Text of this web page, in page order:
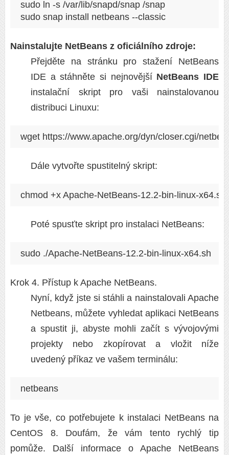
sudo ln -s /var/lib/snapd/snap /snap
sudo snap install netbeans --classic
Nainstalujte NetBeans z oficiálního zdroje:
Přejděte na stránku pro stažení NetBeans
IDE a stáhněte si nejnovější NetBeans IDE
instalační skript pro vaši nainstalovanou
distribuci Linuxu:
wget https://www.apache.org/dyn/closer.cgi/
Dále vytvořte spustitelný skript:
chmod +x Apache-NetBeans-12.2-bin-linux-x64.sh
Poté spusťte skript pro instalaci NetBeans:
sudo ./Apache-NetBeans-12.2-bin-linux-x64.sh
Krok 4. Přístup k Apache NetBeans.
Nyní, když jste si stáhli a nainstalovali Apache
Netbeans, můžete vyhledat aplikaci NetBeans
a spustit ji, abyste mohli začít s vývojovými
projekty nebo zkopírovat a vložit níže
uvedený příkaz ve vašem terminálu:
netbeans
To je vše, co potřebujete k instalaci NetBeans na
CentOS 8. Doufám, že vám tento rychlý tip
pomůže. Další informace o Apache NetBeans